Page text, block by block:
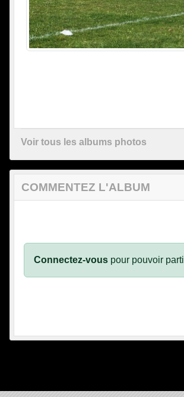
Voir tous les albums photos
COMMENTEZ L'ALBUM
Connectez-vous pour pouvoir